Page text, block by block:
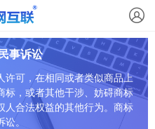
事诉讼
许可，在相同或者类似商品上
标，或者其他干涉、妨碍商标
人合法权益的其他行为。商标
。